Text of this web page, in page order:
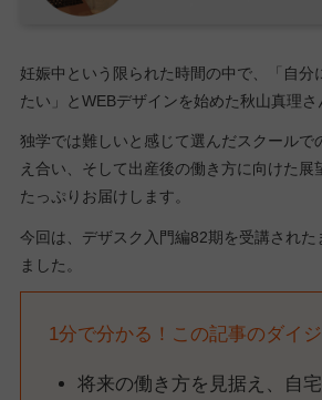
妊娠中という限られた時間の中で、「自分
たい」とWEBデザインを始めた秋山真理さ
独学では難しいと感じて選んだスクールで
え合い、そして出産後の働き方に向けた展
たっぷりお届けします。
今回は、デザスク入門編82期を受講された
ました。
1分で分かる！この記事のダイ
将来の働き方を見据え、自